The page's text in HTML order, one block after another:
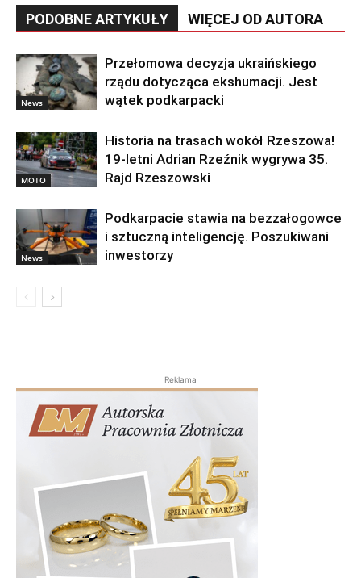
PODOBNE ARTYKUŁY WIĘCEJ OD AUTORA
News
Przełomowa decyzja ukraińskiego
rządu dotycząca ekshumacji. Jest
wątek podkarpacki
MOTO
Historia na trasach wokół Rzeszowa!
19-letni Adrian Rzeźnik wygrywa 35.
Rajd Rzeszowski
News
Podkarpacie stawia na bezzałogowce
i sztuczną inteligencję. Poszukiwani
inwestorzy
Reklama